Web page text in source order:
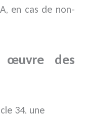
en cas de non-
des
34, une